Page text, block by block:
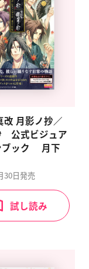
改 月影ノ抄／
公式ビジュア
ブック 月下
30日発売
試し読み